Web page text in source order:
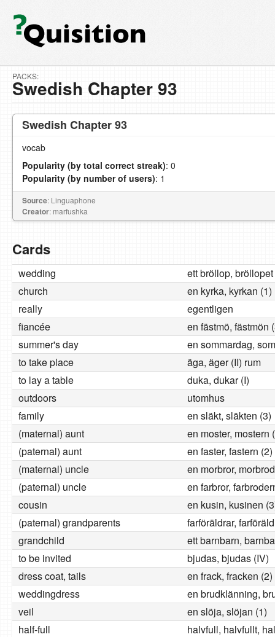
PACKS:
Swedish Chapter 93
Swedish Chapter 93
vocab
Popularity (by total correct streak): 0
Popularity (by number of users): 1
Source: Linguaphone
Creator: marfushka
Cards
wedding
ett bröllop,
church
en kyrka, kyrkan (1)
really
egentligen
fiancée
en fästmö, fästmön
summer's day
en sommardag,
to take place
äga, äger (II) rum
to lay a table
duka, dukar (I)
outdoors
utomhus
family
en släkt, släkten (3)
(maternal) aunt
en moster, mostern
(paternal) aunt
en faster, fastern (2)
(maternal) uncle
en morbror,
(paternal) uncle
en farbror,
cousin
en kusin, kusinen
(paternal) grandparents
farföräldrar,
grandchild
ett barnbarn,
to be invited
bjudas, bjudas (IV)
dress coat, tails
en frack, fracken (2)
weddingdress
en brudklänning,
veil
en slöja, slöjan (1)
half-full
halvfull, halvfullt,